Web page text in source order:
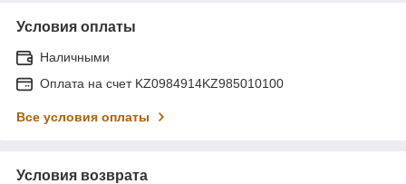
Условия оплаты
Наличными
Оплата на счет KZ0984914KZ985010100
Все условия оплаты
Условия возврата